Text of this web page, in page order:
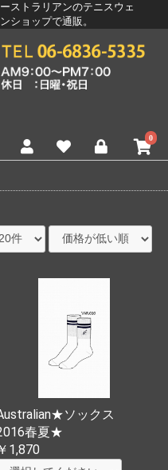
ストラリアンのテニスウェ
ショップで通販。
0
ソックス
春夏★
￥1,870